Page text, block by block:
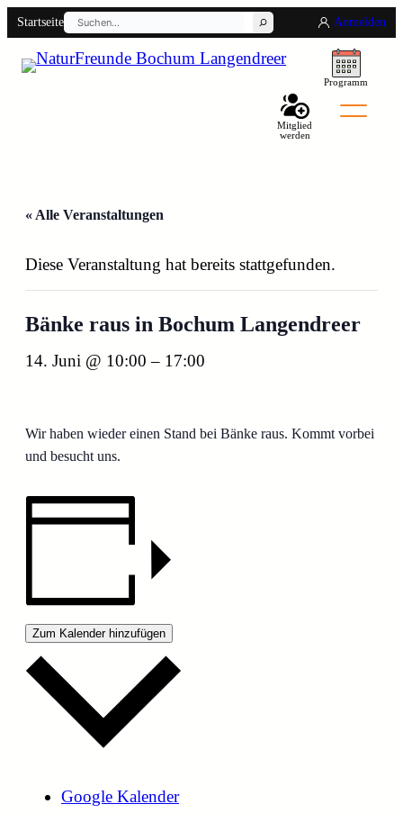
Startseite
Suchen
Anmelden
Programm
Mitglied
werden
« Alle Veranstaltungen
Diese Veranstaltung hat bereits stattgefunden.
Bänke raus in Bochum Langendreer
14. Juni @ 10:00 – 17:00
Wir haben wieder einen Stand bei Bänke raus. Kommt vorbei
und besucht uns.
Zum Kalender hinzufügen
Google Kalender